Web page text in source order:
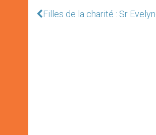
Filles de la charité : Sr